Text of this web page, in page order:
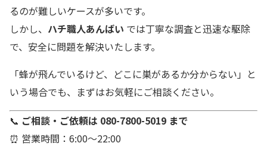
るのが難しいケースが多いです。
しかし、 ハチ職人あんばい では丁寧な調査と迅速な駆除
で、安全に問題を解決いたします。
「蜂が飛んでいるけど、どこに巣があるか分からない」と
いう場合でも、まずはお気軽にご相談ください。
📞 ご相談・ご依頼は 080-7800-5019 まで
⏰ 営業時間：6:00〜22:00